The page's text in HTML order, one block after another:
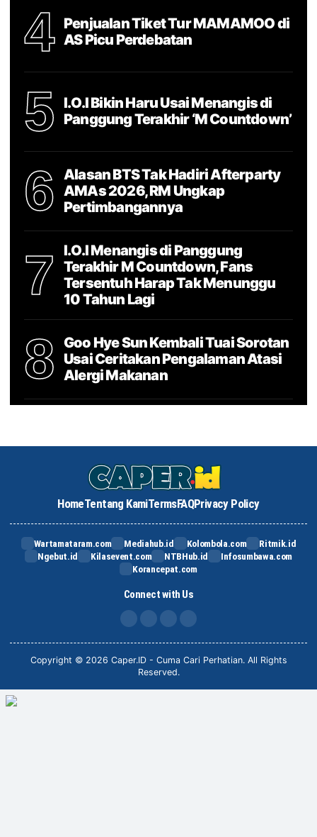
4
Penjualan Tiket Tur MAMAMOO di
AS Picu Perdebatan
5
I.O.I Bikin Haru Usai Menangis di
Panggung Terakhir ‘M Countdown’
6
Alasan BTS Tak Hadiri Afterparty
AMAs 2026, RM Ungkap
Pertimbangannya
7
I.O.I Menangis di Panggung
Terakhir M Countdown, Fans
Tersentuh Harap Tak Menunggu
10 Tahun Lagi
8
Goo Hye Sun Kembali Tuai Sorotan
Usai Ceritakan Pengalaman Atasi
Alergi Makanan
HomeTentang KamiTermsFAQPrivacy Policy
Wartamataram.com Mediahub.id Kolombola.com
Ritmik.id
Ngebut.id
Kilasevent.com NTBHub.id
Infosumbawa.com
Korancepat.com
Connect with Us
FB IG TikTok
Copyright © 2026 Caper.ID - Cuma Cari Perhatian. All Rights
Reserved.